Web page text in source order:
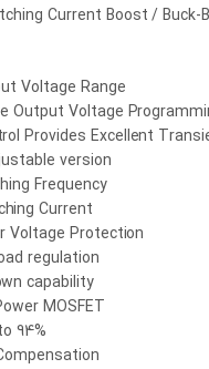
Current Boost /
Voltage Range
Output Voltage
Provides Excellent
version
Frequency
Current
Voltage Protection
regulation
capability
MOSFET
94%